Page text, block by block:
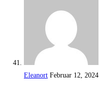
Eleanort Februar 12, 2024